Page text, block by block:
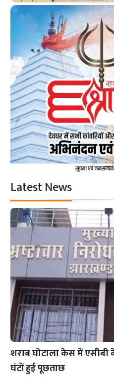
Latest News
शराब घोटाला केस में
घंटों हुई पूछताछ